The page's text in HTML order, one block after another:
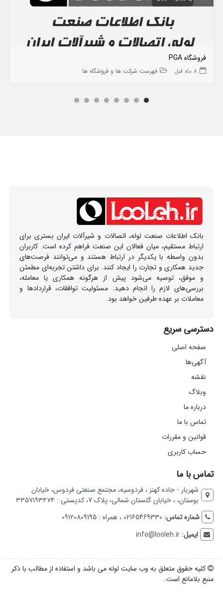
فروشگاه PGA
8 ماه قبل فهرست شرکت ها و فروشگاه ها
بانک اطلاعات صنعت لوله، اتصالات و شیرآلات ایران بستری برای
ارتباط مستقیم، میان فعالان این صنعت فراهم کرده است. کاربران
بدون واسطه با یکدیگر در ارتباط هستند و می‌توانند فرصت‌های
جدید همکاری و تجارت را ایجاد کنند. برای داشتن تجربه‌ای مطمئن
و موفق، توصیه می‌شود پیش از هرگونه همکاری یا معامله،
بررسی‌های لازم را انجام دهید. مسئولیت توافقات، قراردادها و
معاملات بر عهده طرفین خواهد بود.
دسترسی سریع
صفحه اصلی
آگهی‌ها
نقشه
وبلاگ
درباره ما
تماس با ما
قوانین و مقررات
حساب کاربری
تماس با ما
شهریار - جاده کهنز ، فردوسیه، مجتمع صنعتی فردوس، خیابان
بوستان، ، خیابان گلستان شمالی، پلاک 7، کدپستی : ۳۳۵۷۱۹۳۴۷۴
شماره تماس: 02165469330 ، همراه : 09120809195
ایمیل:info@looleh.ir
کلیه حقوق متعلق به وب سایت لوله می باشد و استفاده از مطالب با ذکر
منبع بلامانع است.